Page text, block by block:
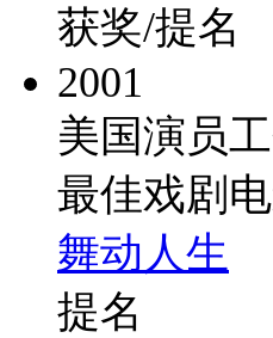
获奖/提名
2001
美国演员
最佳戏剧
舞动人生
提名